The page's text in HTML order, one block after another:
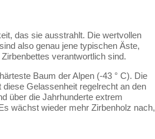
das sie ausstrahlt. Die wertvollen
also genau jene typischen Äste,
verantwortlich sind.
Baum der Alpen (-43 ° C). Die
Gelassenheit regelrecht an den
über die Jahrhunderte extrem
wächst wieder mehr Zirbenholz nach,